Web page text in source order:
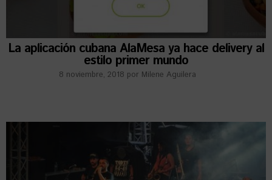
La aplicación cubana AlaMesa ya hace delivery al
estilo primer mundo
8 noviembre, 2018 por Milene Aguilera